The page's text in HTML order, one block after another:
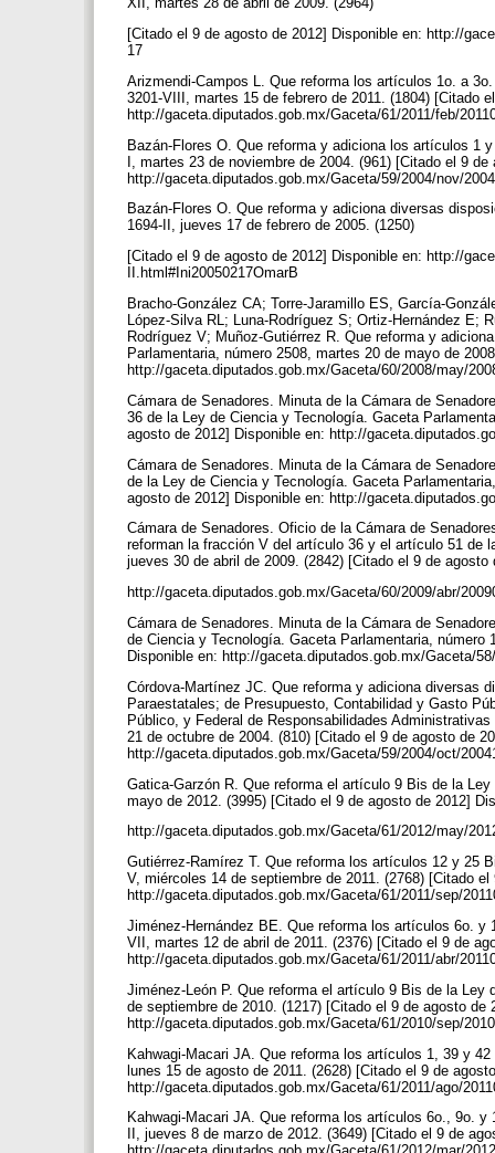
[Citado el 9 de agosto de 2012] Disponible en: http://
17
Arizmendi-Campos L. Que reforma los artículos 1o. a
3201-VIII, martes 15 de febrero de 2011. (1804) [Citado
http://gaceta.diputados.gob.mx/Gaceta/61/2011/feb/
Bazán-Flores O. Que reforma y adiciona los artículos 1
I, martes 23 de noviembre de 2004. (961) [Citado el 9
http://gaceta.diputados.gob.mx/Gaceta/59/2004/nov/
Bazán-Flores O. Que reforma y adiciona diversas
1694-II, jueves 17 de febrero de 2005. (1250)
[Citado el 9 de agosto de 2012] Disponible en: http://
II.html#Ini20050217OmarB
Bracho-González CA; Torre-Jaramillo ES, García-
López-Silva RL; Luna-Rodríguez S; Ortiz-Hernández E;
Rodríguez V; Muñoz-Gutiérrez R. Que reforma y
Parlamentaria, número 2508, martes 20 de mayo de
http://gaceta.diputados.gob.mx/Gaceta/60/2008/may/
Cámara de Senadores. Minuta de la Cámara de
36 de la Ley de Ciencia y Tecnología. Gaceta
agosto de 2012] Disponible en: http://
Cámara de Senadores. Minuta de la Cámara de
de la Ley de Ciencia y Tecnología. Gaceta
agosto de 2012] Disponible en: http://
Cámara de Senadores. Oficio de la Cámara de
reforman la fracción V del artículo 36 y el artículo 51 de
jueves 30 de abril de 2009. (2842) [Citado el 9 de
http://gaceta.diputados.gob.mx/Gaceta/60/2009/abr/
Cámara de Senadores. Minuta de la Cámara de
de Ciencia y Tecnología. Gaceta Parlamentaria, número
Disponible en: http://gaceta.diputados.gob.mx/Gaceta/
Córdova-Martínez JC. Que reforma y adiciona diversas
Paraestatales; de Presupuesto, Contabilidad y Gasto
Público, y Federal de Responsabilidades
21 de octubre de 2004. (810) [Citado el 9 de agosto de
http://gaceta.diputados.gob.mx/Gaceta/59/2004/oct/
Gatica-Garzón R. Que reforma el artículo 9 Bis de la
mayo de 2012. (3995) [Citado el 9 de agosto de 2012]
http://gaceta.diputados.gob.mx/Gaceta/61/2012/may/
Gutiérrez-Ramírez T. Que reforma los artículos 12 y 25
V, miércoles 14 de septiembre de 2011. (2768) [Citado
http://gaceta.diputados.gob.mx/Gaceta/61/2011/sep/
Jiménez-Hernández BE. Que reforma los artículos 6o.
VII, martes 12 de abril de 2011. (2376) [Citado el 9 de
http://gaceta.diputados.gob.mx/Gaceta/61/2011/abr/
Jiménez-León P. Que reforma el artículo 9 Bis de la
de septiembre de 2010. (1217) [Citado el 9 de agosto de
http://gaceta.diputados.gob.mx/Gaceta/61/2010/sep/
Kahwagi-Macari JA. Que reforma los artículos 1, 39 y
lunes 15 de agosto de 2011. (2628) [Citado el 9 de
http://gaceta.diputados.gob.mx/Gaceta/61/2011/ago/
Kahwagi-Macari JA. Que reforma los artículos 6o., 9o.
II, jueves 8 de marzo de 2012. (3649) [Citado el 9 de